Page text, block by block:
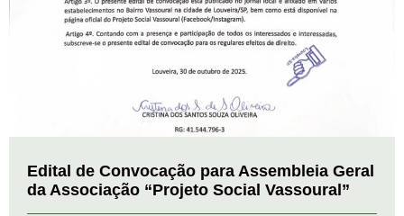
Edital de Convocação para Assembleia Geral
da Associação “Projeto Social Vassoural”